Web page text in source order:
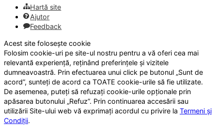
Hartă site
Ajutor
Feedback
Acest site folosește cookie
Folosim cookie-uri pe site-ul nostru pentru a vă oferi cea mai
relevantă experiență, reținând preferințele și vizitele
dumneavoastră. Prin efectuarea unui click pe butonul „Sunt de
acord”, sunteți de acord ca TOATE cookie-urile să fie utilizate.
De asemenea, puteți să refuzați cookie-urile opționale prin
apăsarea butonului „Refuz”. Prin continuarea accesării sau
utilizării Site-ului web vă exprimați acordul cu privire la Termeni și
Condiții.